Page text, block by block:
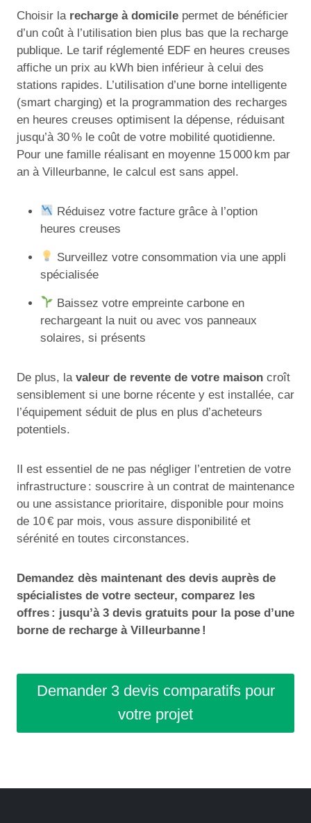
Choisir la recharge à domicile permet de bénéficier
d’un coût à l’utilisation bien plus bas que la recharge
publique. Le tarif réglementé EDF en heures creuses
affiche un prix au kWh bien inférieur à celui des
stations rapides. L’utilisation d’une borne intelligente
(smart charging) et la programmation des recharges
en heures creuses optimisent la dépense, réduisant
jusqu’à 30 % le coût de votre mobilité quotidienne.
Pour une famille réalisant en moyenne 15 000 km par
an à Villeurbanne, le calcul est sans appel.
Réduisez votre facture grâce à l’option
heures creuses
Surveillez votre consommation via une appli
spécialisée
Baissez votre empreinte carbone en
rechargeant la nuit ou avec vos panneaux
solaires, si présents
De plus, la valeur de revente de votre maison croît
sensiblement si une borne récente y est installée, car
l’équipement séduit de plus en plus d’acheteurs
potentiels.
Il est essentiel de ne pas négliger l’entretien de votre
infrastructure : souscrire à un contrat de maintenance
ou une assistance prioritaire, disponible pour moins
de 10 € par mois, vous assure disponibilité et
sérénité en toutes circonstances.
Demandez dès maintenant des devis auprès de
spécialistes de votre secteur, comparez les
offres : jusqu’à 3 devis gratuits pour la pose d’une
borne de recharge à Villeurbanne !
Demander 3 devis comparatifs pour
votre projet